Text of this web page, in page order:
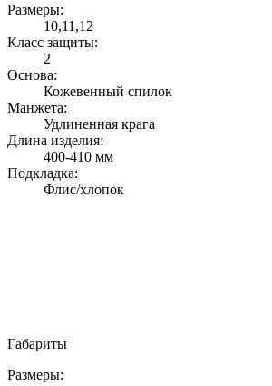
Размеры:
10,11,12
Класс защиты:
2
Основа:
Кожевенный спилок
Манжета:
Удлиненная крага
Длина изделия:
400-410 мм
Подкладка:
Флис/хлопок
Габариты
Размеры: